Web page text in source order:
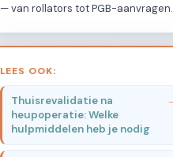
— van rollators tot PGB-aanvragen.
LEES OOK:
Thuisrevalidatie na
heupoperatie: Welke
hulpmiddelen heb je nodig